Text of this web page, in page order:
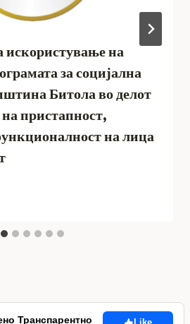
искористување на
за социјална
Битола во делот
пристапност,
на лица
Транспарентно